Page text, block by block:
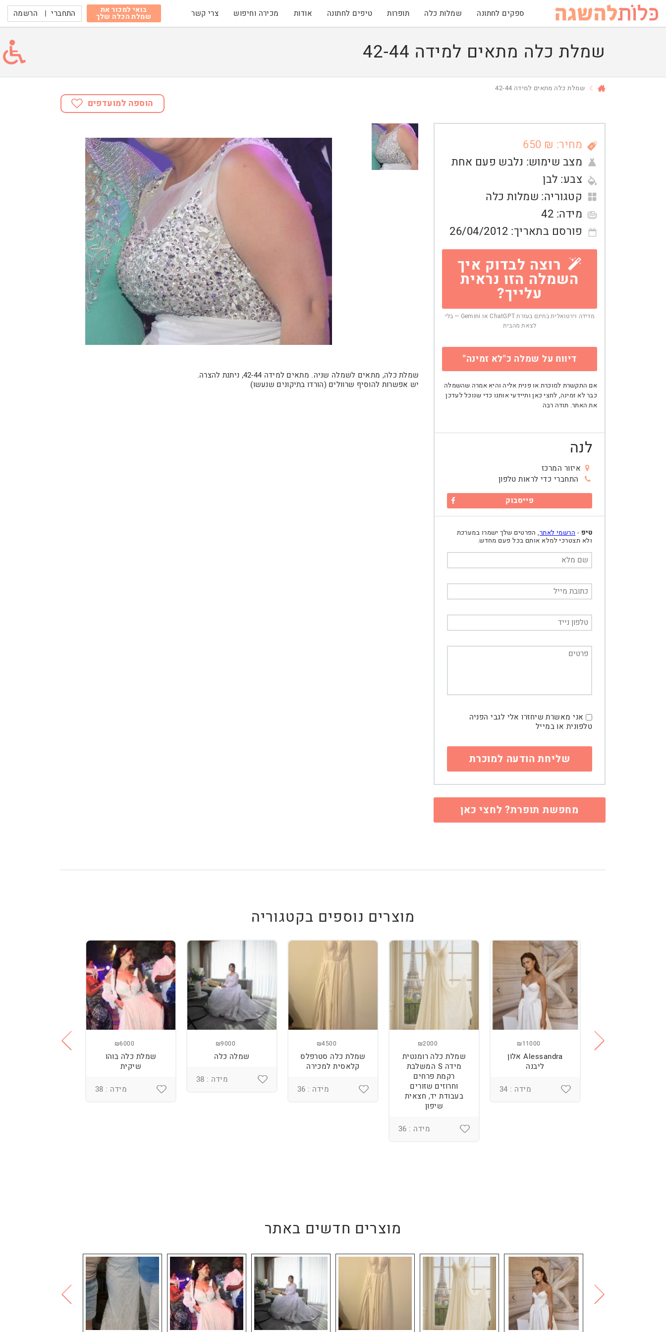
ספקים לחתונה שמלות כלה תופרות טיפים לחתונה אודות מכירה וחיפוש צרי קשר בואי למכור את
שמלת הכלה שלך התחברי | הרשמה
שמלת כלה מתאים למידה 42-44
שמלת כלה מתאים למידה 42-44
הוספה למועדפים
מחיר: ₪ 650
מצב שימוש: נלבש פעם אחת
צבע: לבן
קטגוריה: שמלות כלה
מידה: 42
פורסם בתאריך: 26/04/2012
רוצה לבדוק איך
השמלה הזו נראית
עלייך?
מדידה וירטואלית בחינם בעזרת ChatGPT או Gemini — בלי
לצאת מהבית
דיווח על שמלה כ"לא זמינה"
אם התקשרת למוכרת או פנית אליה והיא אמרה שהשמלה
כבר לא זמינה, לחצי כאן ותיידעי אותנו כדי שנוכל לעדכן
את האתר. תודה רבה
לנה
איזור המרכז
התחברי כדי לראות טלפון
פייסבוק
טיפ - הרשמי לאתר, הפרטים שלך ישמרו במערכת
ולא תצטרכי למלא אותם בכל פעם מחדש.
אני מאשרת שיחזרו אלי לגבי הפניה
טלפונית או במייל
מחפשת תופרת? לחצי כאן
שמלת כלה, מתאים לשמלה שניה. מתאים למידה 42-44, ניתנת להצרה.
יש אפשרות להוסיף שרוולים (הורדו בתיקונים שנעשו)
מוצרים נוספים בקטגוריה
₪11000
Alessandra אלון
ליבנה
מידה : 34
₪2000
שמלת כלה רומנטית
מידה S המשלבת
רקמת פרחים
וחרוזים שזורים
בעבודת יד, חצאית
שיפון
מידה : 36
₪4500
שמלת כלה סטרפלס
קלאסית למכירה
מידה : 36
₪9000
שמלה כלה
מידה : 38
₪6000
שמלת כלה בוהו
שיקית
מידה : 38
מוצרים חדשים באתר